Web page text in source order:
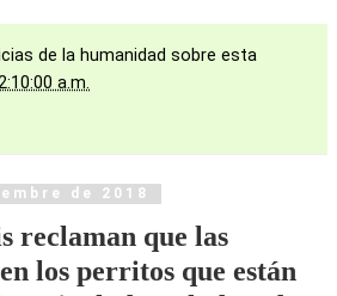
de la humanidad sobre esta
a.m.
de 2018
reclaman que las
los perritos que están